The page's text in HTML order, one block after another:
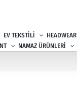
EV TEKSTİLİ HEADWEAR
NAMAZ ÜRÜNLERİ